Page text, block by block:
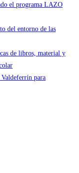
el programa LAZO
del entorno de las
de libros, material y
para